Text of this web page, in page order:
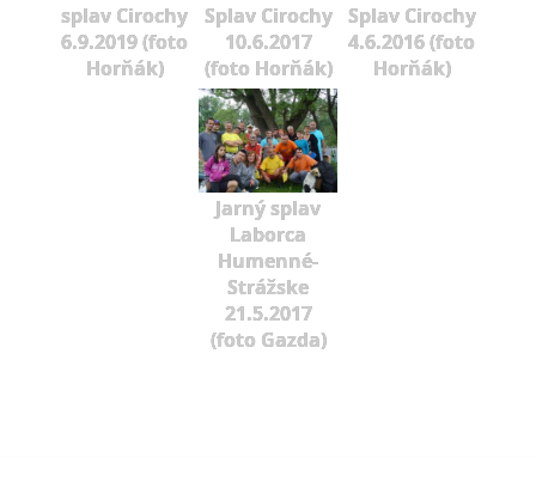
splav Cirochy
6.9.2019 (foto
Horňák)
Splav Cirochy
10.6.2017
(foto Horňák)
Splav Cirochy
4.6.2016 (foto
Horňák)
Jarný splav
Laborca
Humenné-
Strážske
21.5.2017
(foto Gazda)